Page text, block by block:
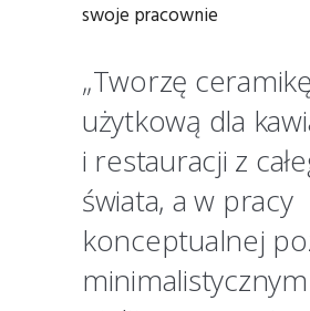
swoje pracownie
„Tworzę ceramikę
użytkową dla
i restauracji z
świata, a w pracy
konceptualnej
minimalistycznym